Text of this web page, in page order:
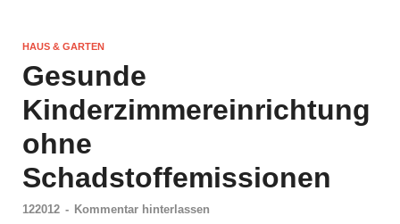
HAUS & GARTEN
Gesunde
Kinderzimmereinrichtung
ohne
Schadstoffemissionen
122012 - Kommentar hinterlassen